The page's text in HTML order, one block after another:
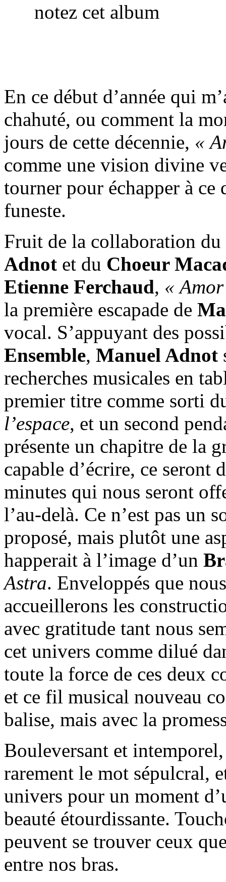
notez cet album
En ce début d’année qui
chahuté, ou comment la
jours de cette décennie, «
comme une vision divine
tourner pour échapper à
funeste.
Fruit de la collaboration
Adnot et du Choeur
Etienne Ferchaud, «
la première escapade de
vocal. S’appuyant des
Ensemble, Manuel Adnot
recherches musicales en
premier titre comme sorti
l’espace, et un second
présente un chapitre de la
capable d’écrire, ce seront
minutes qui nous seront
l’au-delà. Ce n’est pas un
proposé, mais plutôt une
happerait à l’image d’un
Astra. Enveloppés que
accueillerons les
avec gratitude tant nous
cet univers comme dilué
toute la force de ces deux
et ce fil musical nouveau
balise, mais avec la
Bouleversant et
rarement le mot sépulcral,
univers pour un moment
beauté étourdissante.
peuvent se trouver ceux
entre nos bras.